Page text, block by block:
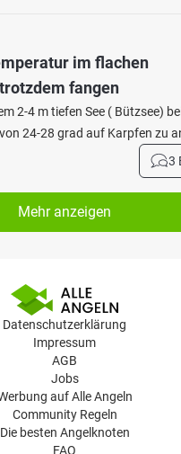
im flachen
fangen
2-4 m tiefen See ( Bützsee)
24-28 grad auf Karpfen zu
3
Mehr anzeigen
Datenschutzerklärung
Impressum
AGB
Jobs
auf Alle Angeln
Community Regeln
Die besten Angelknoten
FAQ